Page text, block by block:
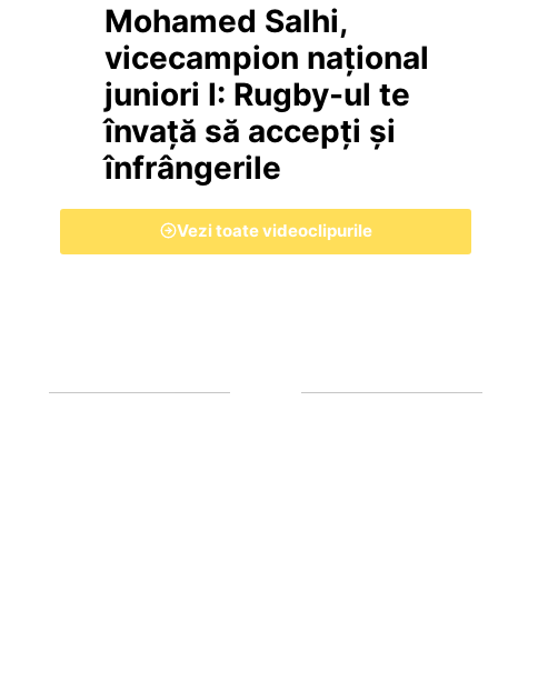
Mohamed Salhi,
vicecampion național
juniori I: Rugby-ul te
învață să accepți și
înfrângerile
Vezi toate videoclipurile